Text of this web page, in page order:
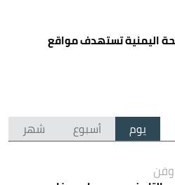
اليمنية تستهدف مواقع
يوم أسبوع شهر